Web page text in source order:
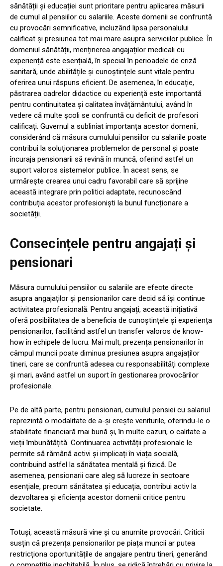
sănătății și educației sunt prioritare pentru aplicarea măsurii
de cumul al pensiilor cu salariile. Aceste domenii se confruntă
cu provocări semnificative, incluzând lipsa personalului
calificat și presiunea tot mai mare asupra serviciilor publice. În
domeniul sănătății, menținerea angajaților medicali cu
experiență este esențială, în special în perioadele de criză
sanitară, unde abilitățile și cunoștințele sunt vitale pentru
oferirea unui răspuns eficient. De asemenea, în educație,
păstrarea cadrelor didactice cu experiență este importantă
pentru continuitatea și calitatea învățământului, având în
vedere că multe școli se confruntă cu deficit de profesori
calificați. Guvernul a subliniat importanța acestor domenii,
considerând că măsura cumulului pensiilor cu salariile poate
contribui la soluționarea problemelor de personal și poate
încuraja pensionarii să revină în muncă, oferind astfel un
suport valoros sistemelor publice. În acest sens, se
urmărește crearea unui cadru favorabil care să sprijine
această integrare prin politici adaptate, recunoscând
contribuția acestor profesioniști la bunul funcționare a
societății.
Consecințele pentru angajați și
pensionari
Măsura cumulului pensiilor cu salariile are efecte directe
asupra angajaților și pensionarilor care decid să își continue
activitatea profesională. Pentru angajați, această inițiativă
oferă posibilitatea de a beneficia de cunoștințele și experiența
pensionarilor, facilitând astfel un transfer valoros de know-
how în echipele de lucru. Mai mult, prezența pensionarilor în
câmpul muncii poate diminua presiunea asupra angajaților
tineri, care se confruntă adesea cu responsabilități complexe
și mari, având astfel un suport în gestionarea provocărilor
profesionale.
Pe de altă parte, pentru pensionari, cumulul pensiei cu salariul
reprezintă o modalitate de a-și crește veniturile, oferindu-le o
stabilitate financiară mai bună și, în multe cazuri, o calitate a
vieții îmbunătățită. Continuarea activității profesionale le
permite să rămână activi și implicați în viața socială,
contribuind astfel la sănătatea mentală și fizică. De
asemenea, pensionarii care aleg să lucreze în sectoare
esențiale, precum sănătatea și educația, contribui activ la
dezvoltarea și eficiența acestor domenii critice pentru
societate.
Totuși, această măsură vine și cu anumite provocări. Criticii
susțin că prezența pensionarilor pe piața muncii ar putea
restricționa oportunitățile de angajare pentru tineri, generând